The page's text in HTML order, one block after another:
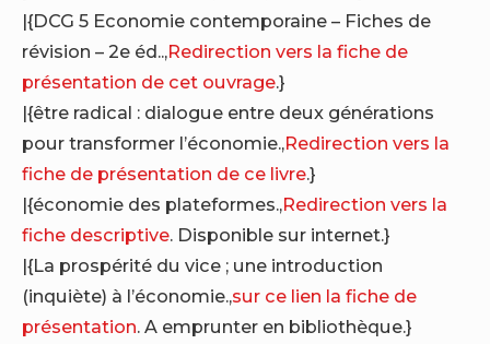
|{DCG 5 Economie contemporaine – Fiches de
révision – 2e éd..,Redirection vers la fiche de
présentation de cet ouvrage.}
|{être radical : dialogue entre deux générations
pour transformer l’économie.,Redirection vers la
fiche de présentation de ce livre.}
|{économie des plateformes.,Redirection vers la
fiche descriptive. Disponible sur internet.}
|{La prospérité du vice ; une introduction
(inquiète) à l’économie.,sur ce lien la fiche de
présentation. A emprunter en bibliothèque.}